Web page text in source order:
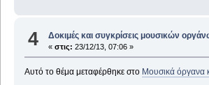
4 Δοκιμές και συγκρίσεις μουσικών
«στις: 23/12/13, 07:06 »
Αυτό το θέμα μεταφέρθηκε στο Μουσικά όργανα